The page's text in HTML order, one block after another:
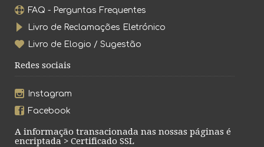
FAQ - Perguntas Frequentes
Livro de Reclamações Eletrónico
Livro de Elogio / Sugestão
Redes sociais
Instagram
Facebook
A informação transacionada nas nossas páginas é
encriptada > Certificado SSL